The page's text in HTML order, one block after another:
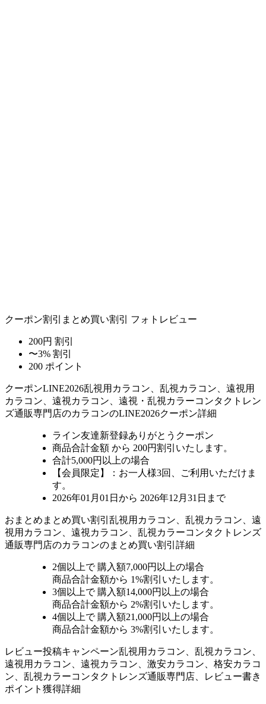
クーポン割引 まとめ買い割引 フォトレビュー
200円 割引
〜3% 割引
200 ポイント
クーポンLINE2026乱視用カラコン、乱視カラコン、遠視用
カラコン、遠視カラコン、遠視・乱視カラーコンタクトレン
ズ通販専門店のカラコンのLINE2026クーポン詳細
ライン友達新登録ありがとうクーポン
商品合計金額 から 200円割引 いたします。
合計5,000円以上の場合
【会員限定】：お一人様3回
、ご利用いただけま
す。
2026年01月01日から 2026年12月31日まで
おまとめ まとめ買い割引 乱視用カラコン、乱視カラコン、遠
視用カラコン、遠視カラコン、乱視カラーコンタクトレンズ
通販専門店のカラコンのまとめ買い割引詳細
2個 以上で 購入額7,000円以上の場合
商品合計金額から 1%割引いたします。
3個 以上で 購入額14,000円以上の場合
商品合計金額から 2%割引いたします。
4個 以上で 購入額21,000円以上の場合
商品合計金額から 3%割引いたします。
レビュー投稿キャンペーン乱視用カラコン、乱視カラコン、
遠視用カラコン、遠視カラコン、激安カラコン、格安カラコ
ン、乱視カラーコンタクトレンズ通販専門店、レビュー書き
ポイント獲得詳細